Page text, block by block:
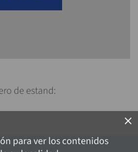
close
para ver los contenidos
de estand: